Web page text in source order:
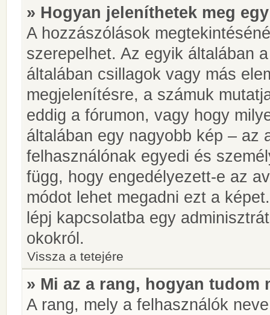
» Hogyan jeleníthetek meg
A hozzászólások
szerepelhet. Az egyik általában
általában csillagok vagy más
megjelenítésre, a számuk
eddig a fórumon, vagy hogy
általában egy nagyobb kép – az
felhasználónak egyedi és
függ, hogy engedélyezett-e az
módot lehet megadni ezt a
lépj kapcsolatba egy
okokról.
Vissza a tetejére
» Mi az a rang, hogyan tudom
A rang, mely a felhasználók